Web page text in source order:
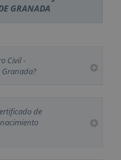
GRANADA
Civil -
Granada?
de